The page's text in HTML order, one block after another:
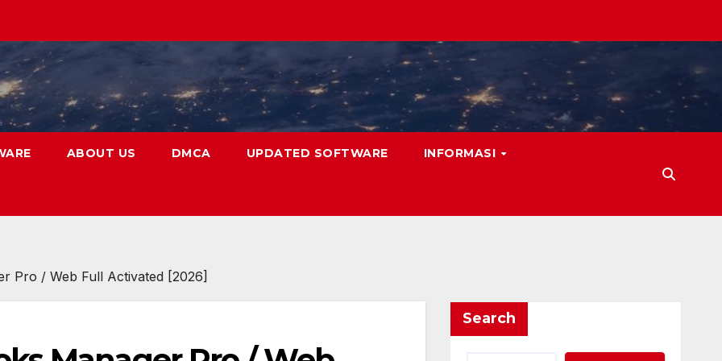
ABOUT US DMCA UPDATED SOFTWARE INFORMASI
Pro / Web Full Activated [2026]
Search